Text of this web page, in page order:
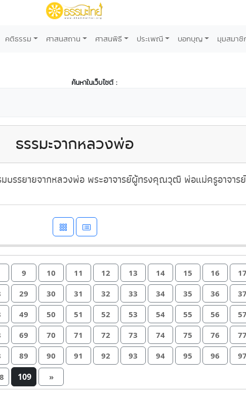
คติธรรม ศาสนสถาน ศาสนพิธี ประเพณี บอกบุญ มุมสมาชิ
ค้นหาในเว็บไซต์ :
ธรรมะจากหลวงพ่อ
บรรยายจากหลวงพ่อ พระอาจารย์ผู้ทรงคุณวุฒิ พ่อแม่ครูอาจารย์
9 10 11 12 13 14 15 16 17
29 30 31 32 33 34 35 36 37
49 50 51 52 53 54 55 56 57
69 70 71 72 73 74 75 76 77
89 90 91 92 93 94 95 96 97
109 »